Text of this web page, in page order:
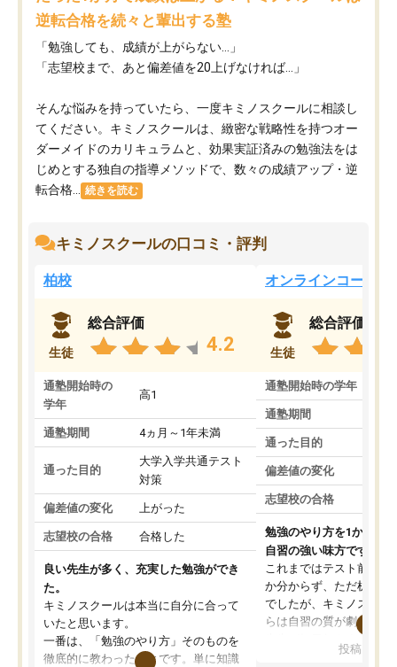
逆転合格を続々と輩出する塾
「勉強しても、成績が上がらない…」
「志望校まで、あと偏差値を20上げなければ…」
そんな悩みを持っていたら、一度キミノスクールに相談し
てください。キミノスクールは、緻密な戦略性を持つオー
ダーメイドのカリキュラムと、効果実証済みの勉強法をは
じめとする独自の指導メソッドで、数々の成績アップ・逆
転合格...
続きを読む
キミノスクールの口コミ・評判
柏校
生徒
総合評価
4.2
通塾開始時の
学年
高1
通塾期間 4ヵ月～1年未満
通った目的
大学入学共通テスト
対策
偏差値の変化 上がった
志望校の合格 合格した
良い先生が多く、充実した勉強ができ
た。
キミノスクールは本当に自分に合って
いたと思います。
一番は、「勉強のやり方」そのものを
徹底的に教わったことです。単に知識
オンラインコース
生徒
総合評価
通塾開始時の学年
通塾期間
通った目的
偏差値の変化
志望校の合格
勉強のやり方を1から教
自習の強い味方です。
これまではテスト前に何
か分からず、ただ机に座
でしたが、キミノスクー
らは自習の質が劇的に変
を明確にしてくれるの
投稿日：